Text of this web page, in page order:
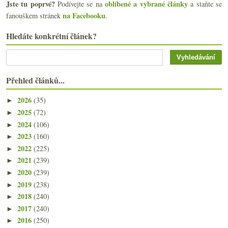
Jste tu poprvé?Podívejte se naoblíbené a vybrané články a staňte se
fanouškem stránek na Facebooku.
Hledáte konkrétní článek?
Přehled článků...
► 2026 (35)
► 2025 (72)
► 2024 (106)
► 2023 (160)
► 2022 (225)
► 2021 (239)
► 2020 (239)
► 2019 (238)
► 2018 (240)
► 2017 (240)
► 2016 (250)